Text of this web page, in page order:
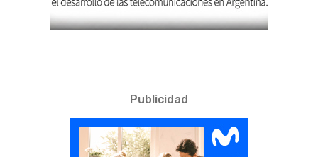
Publicidad